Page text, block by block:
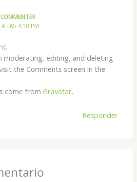
LAS 4:18 PM
editing, and deleting
the Comments screen in the
come fromGravatar.
Responder